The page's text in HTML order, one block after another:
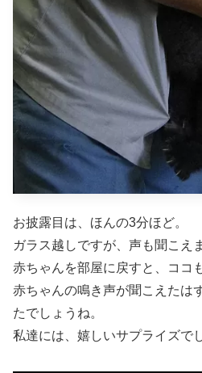
お披露目は、ほんの3分ほど。
ガラス越しですが、声も聞こえ
赤ちゃんを部屋に戻すと、ココ
赤ちゃんの鳴き声が聞こえたは
たでしょうね。
私達には、嬉しいサプライズで